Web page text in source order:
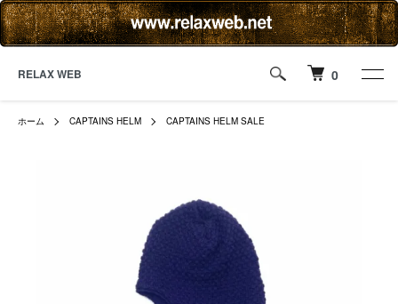
RELAX WEB 0
ホーム CAPTAINS HELM CAPTAINS HELM SALE